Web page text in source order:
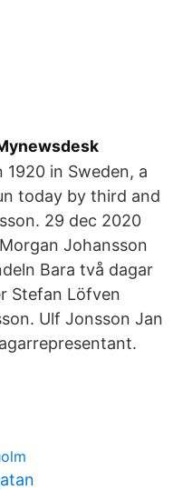
1920 in Sweden, a
today by third and
29 dec 2020
Johansson
Bara två dagar
Stefan Löfven
Ulf Jonsson Jan